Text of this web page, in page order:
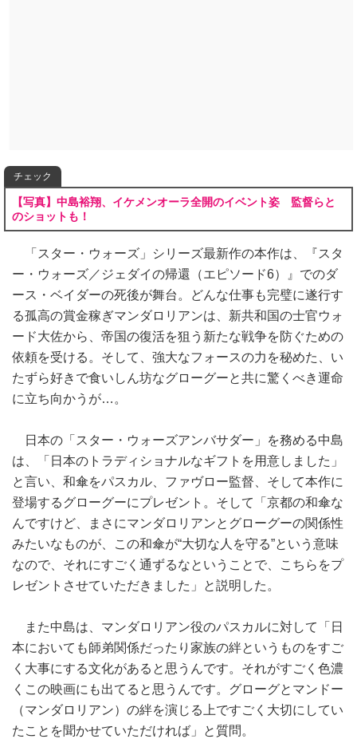
チェック
【写真】中島裕翔、イケメンオーラ全開のイベント姿 監督らと
のショットも！
「スター・ウォーズ」シリーズ最新作の本作は、『スタ
ー・ウォーズ／ジェダイの帰還（エピソード6）』でのダ
ース・ベイダーの死後が舞台。どんな仕事も完璧に遂行す
る孤高の賞金稼ぎマンダロリアンは、新共和国の士官ウォ
ード大佐から、帝国の復活を狙う新たな戦争を防ぐための
依頼を受ける。そして、強大なフォースの力を秘めた、い
たずら好きで食いしん坊なグローグーと共に驚くべき運命
に立ち向かうが…。
日本の「スター・ウォーズアンバサダー」を務める中島
は、「日本のトラディショナルなギフトを用意しました」
と言い、和傘をパスカル、ファヴロー監督、そして本作に
登場するグローグーにプレゼント。そして「京都の和傘な
んですけど、まさにマンダロリアンとグローグーの関係性
みたいなものが、この和傘が“大切な人を守る”という意味
なので、それにすごく通ずるなということで、こちらをプ
レゼントさせていただきました」と説明した。
また中島は、マンダロリアン役のパスカルに対して「日
本においても師弟関係だったり家族の絆というものをすご
く大事にする文化があると思うんです。それがすごく色濃
くこの映画にも出てると思うんです。グローグとマンドー
（マンダロリアン）の絆を演じる上ですごく大切にしてい
たことを聞かせていただければ」と質問。